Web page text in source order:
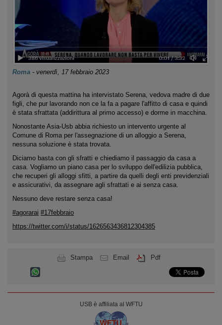
Roma - venerdì, 17 febbraio 2023
Agorà di questa mattina ha intervistato Serena, vedova madre di due
figli, che pur lavorando non ce la fa a pagare l'affitto di casa e quindi
è stata sfrattata (addirittura al primo accesso) e dorme in macchina.
Nonostante Asia-Usb abbia richiesto un intervento urgente al
Comune di Roma per l'assegnazione di un alloggio a Serena,
nessuna soluzione è stata trovata.
Diciamo basta con gli sfratti e chiediamo il passaggio da casa a
casa. Vogliamo un piano casa per lo sviluppo dell'edilizia pubblica,
che recuperi gli alloggi sfitti, a partire da quelli degli enti previdenziali
e assicurativi, da assegnare agli sfrattati e ai senza casa.
Nessuno deve restare senza casa!
#agorarai #17febbraio
https://twitter.com/i/status/1626563436812304385
Stampa Email Pdf
USB è affiliata al WFTU